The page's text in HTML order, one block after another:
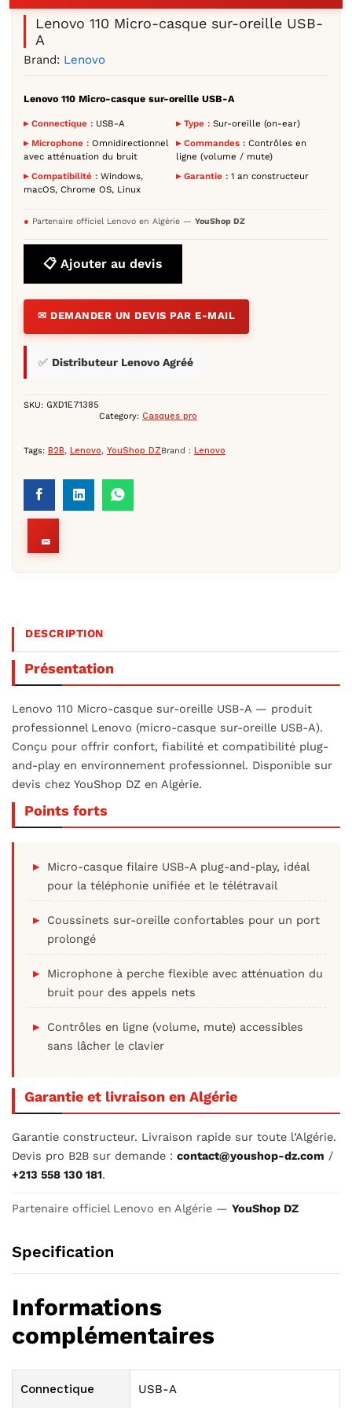
Lenovo 110 Micro-casque sur-oreille USB-
A
Brand: Lenovo
Lenovo 110 Micro-casque sur-oreille USB-A
▸ Connectique : USB-A ▸ Type : Sur-oreille (on-ear)
▸ Microphone : Omnidirectionnel
avec atténuation du bruit
▸ Commandes : Contrôles en
ligne (volume / mute)
▸ Compatibilité : Windows,
macOS, Chrome OS, Linux
▸ Garantie : 1 an constructeur
● Partenaire officiel Lenovo en Algérie — YouShop DZ
📋 Ajouter au devis
✉ DEMANDER UN DEVIS PAR E-MAIL
✅ Distributeur Lenovo Agréé
SKU: GXD1E71385
Category: Casques pro
Tags: B2B, Lenovo, YouShop DZBrand : Lenovo
DESCRIPTION
Présentation
Lenovo 110 Micro-casque sur-oreille USB-A — produit
professionnel Lenovo (micro-casque sur-oreille USB-A).
Conçu pour offrir confort, fiabilité et compatibilité plug-
and-play en environnement professionnel. Disponible sur
devis chez YouShop DZ en Algérie.
Points forts
Micro-casque filaire USB-A plug-and-play, idéal
pour la téléphonie unifiée et le télétravail
Coussinets sur-oreille confortables pour un port
prolongé
Microphone à perche flexible avec atténuation du
bruit pour des appels nets
Contrôles en ligne (volume, mute) accessibles
sans lâcher le clavier
Garantie et livraison en Algérie
Garantie constructeur. Livraison rapide sur toute l’Algérie.
Devis pro B2B sur demande : contact@youshop-dz.com /
+213 558 130 181.
Partenaire officiel Lenovo en Algérie — YouShop DZ
Specification
Informations
complémentaires
Connectique USB-A